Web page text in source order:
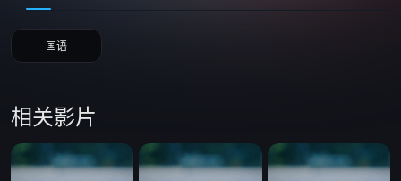
国语
相关影片